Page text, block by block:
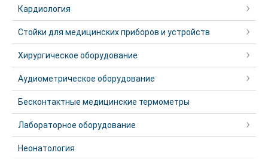
Кардиология
Стойки для медицинских приборов и устройств
Хирургическое оборудование
Аудиометрическое оборудование
Бесконтактные медицинские термометры
Лабораторное оборудование
Неонатология